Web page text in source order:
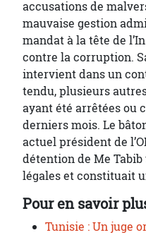
accusations de
mauvaise gestion
mandat à la tête de
contre la corruption.
intervient dans un
tendu, plusieurs
ayant été arrêtées ou
derniers mois. Le
actuel président de
détention de Me
légales et constituait
Pour en savoir
Tunisie : Un juge